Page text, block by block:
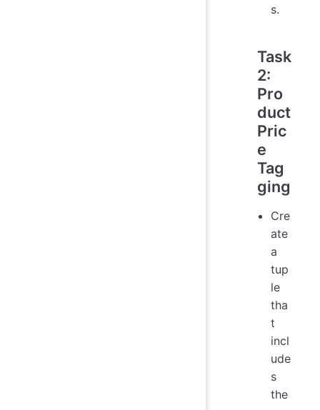
s.
Task
2:
Pro
duct
Pric
e
Tag
ging
Cre
ate
a
tup
le
tha
t
incl
ude
s
the